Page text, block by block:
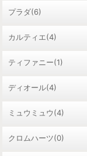
プラダ(6)
カルティエ(4)
ティファニー(1)
ディオール(4)
ミュウミュウ(4)
クロムハーツ(0)